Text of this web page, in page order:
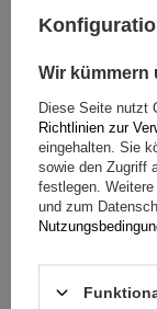
Das Produkt
breite
für
lohnt es sich
Fahrzeugs
herkömmlicher
zulässt.
Spezifikation
Wir kümmern
Diese Seite nutzt
Richtlinien zur
eingehalten. Sie
sowie den Zugriff
festlegen.
und zum